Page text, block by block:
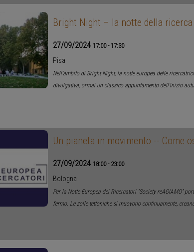
Bright Night – la notte della
27/09/2024 17:00- 17:30
Pisa
Nell’ambito di Bright Night, la notte europea delle
divulgativa, ormai un classico appuntamento dell’inizio
Un pianeta in movimento -- Come
27/09/2024 18:00- 23:00
Bologna
Per la Notte Europea dei Ricercatori "Society reAGIAMO"
fermo. Le zolle tettoniche si muovono continuamente,